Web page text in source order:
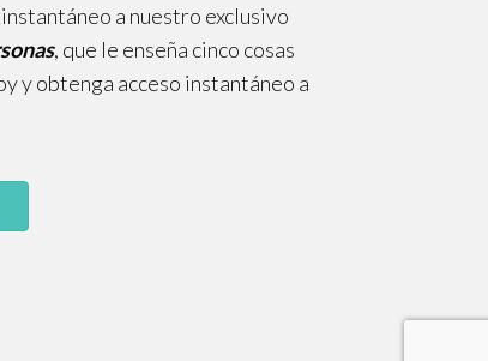
a nuestro exclusivo
, que le enseña cinco cosas
y obtenga acceso instantáneo a